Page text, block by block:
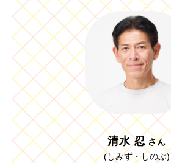
清⽔ 忍 さん
(しみず・しのぶ)